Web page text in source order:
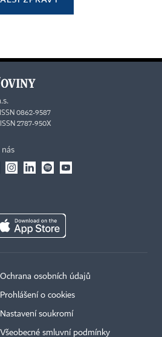
0862-9587
2787-950X
Ochrana osobních údajů
Prohlášení o cookies
Nastavení soukromí
Všeobecné smluvní podmínky